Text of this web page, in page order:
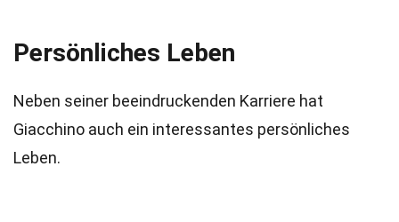
Persönliches Leben
Neben seiner beeindruckenden Karriere hat
Giacchino auch ein interessantes persönliches
Leben.